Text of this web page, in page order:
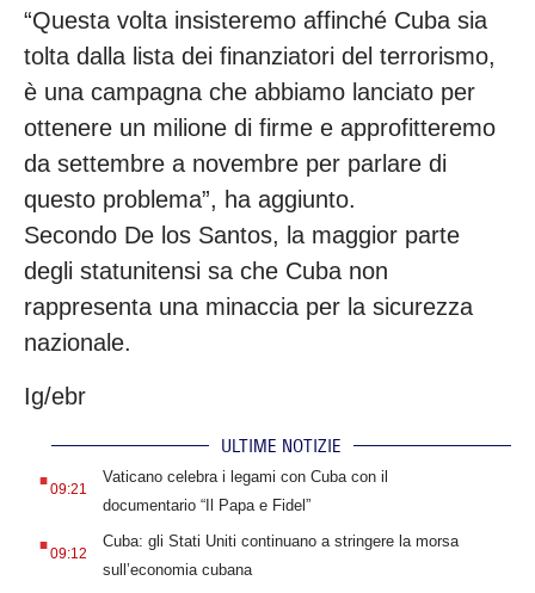
“Questa volta insisteremo affinché Cuba sia
tolta dalla lista dei finanziatori del terrorismo,
è una campagna che abbiamo lanciato per
ottenere un milione di firme e approfitteremo
da settembre a novembre per parlare di
questo problema”, ha aggiunto.
Secondo De los Santos, la maggior parte
degli statunitensi sa che Cuba non
rappresenta una minaccia per la sicurezza
nazionale.
Ig/ebr
ULTIME NOTIZIE
.09:21
Vaticano celebra i legami con Cuba con il
documentario “Il Papa e Fidel”
.09:12
Cuba: gli Stati Uniti continuano a stringere la morsa
sull’economia cubana